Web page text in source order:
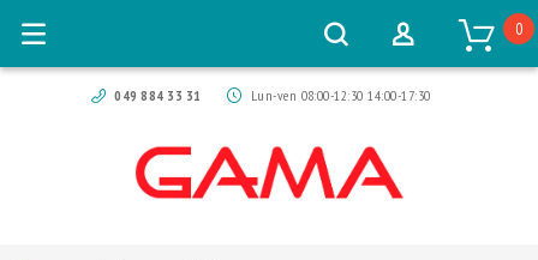
049 884 33 31 Lun-ven 08:00-12:30 14:00-17:30
0